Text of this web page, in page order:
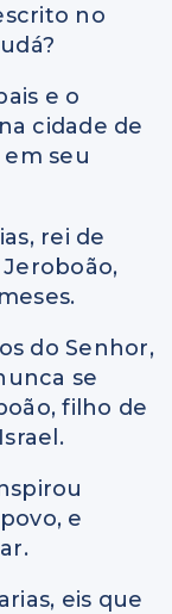
no
e o
cidade de
seu
rei de
do Senhor,
se
filho de
e
eis que